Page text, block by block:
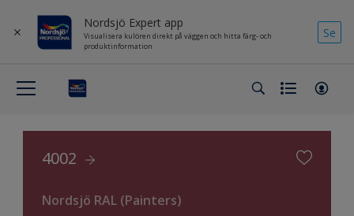
Nordsjö Expert app
Visualisera kulören direkt på väggen och hitta färg- och
produktinformation
Se
4002
Nordsjö RAL (Painters)